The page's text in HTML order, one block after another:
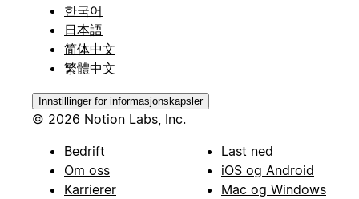
한국어
日本語
简体中文
繁體中文
Innstillinger for informasjonskapsler
© 2026 Notion Labs, Inc.
Bedrift
Om oss
Karrierer
Last ned
iOS og Android
Mac og Windows